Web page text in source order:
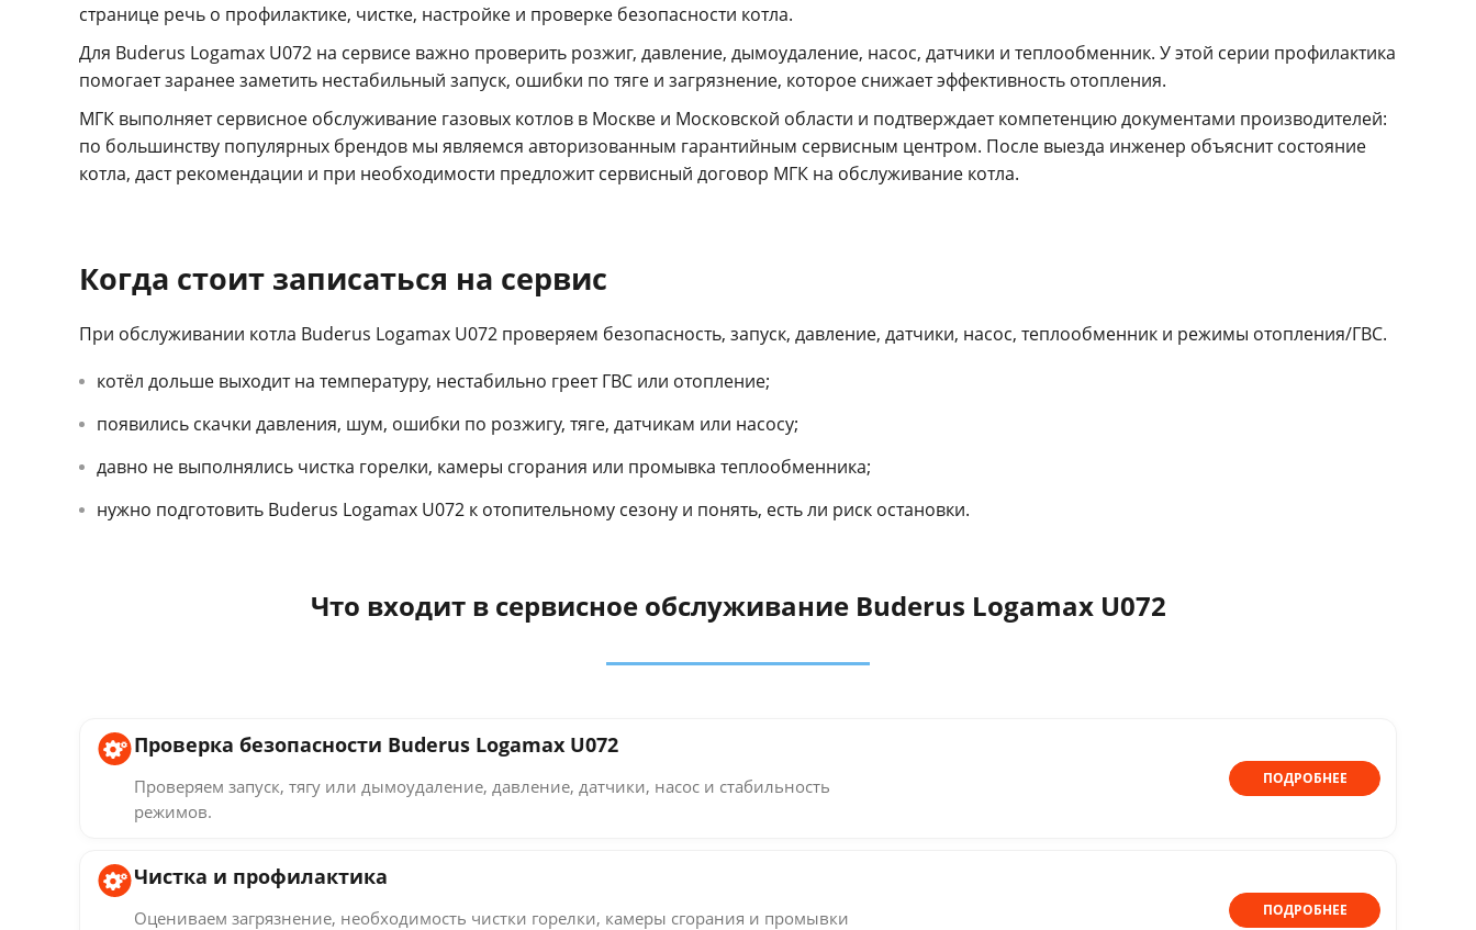
странице речь о профилактике, чистке, настройке и проверке безопасности котла.
Для Buderus Logamax U072 на сервисе важно проверить розжиг, давление, дымоудаление, насос, датчики и теплообменник. У этой серии профилактика
помогает заранее заметить нестабильный запуск, ошибки по тяге и загрязнение, которое снижает эффективность отопления.
МГК выполняет сервисное обслуживание газовых котлов в Москве и Московской области и подтверждает компетенцию документами производителей:
по большинству популярных брендов мы являемся авторизованным гарантийным сервисным центром. После выезда инженер объяснит состояние
котла, даст рекомендации и при необходимости предложит сервисный договор МГК на обслуживание котла.
Когда стоит записаться на сервис
При обслуживании котла Buderus Logamax U072 проверяем безопасность, запуск, давление, датчики, насос, теплообменник и режимы отопления/ГВС.
котёл дольше выходит на температуру, нестабильно греет ГВС или отопление;
появились скачки давления, шум, ошибки по розжигу, тяге, датчикам или насосу;
давно не выполнялись чистка горелки, камеры сгорания или промывка теплообменника;
нужно подготовить Buderus Logamax U072 к отопительному сезону и понять, есть ли риск остановки.
Что входит в сервисное обслуживание Buderus Logamax U072
Проверка безопасности Buderus Logamax U072
Проверяем запуск, тягу или дымоудаление, давление, датчики, насос и стабильность
режимов.
ПОДРОБНЕЕ
Чистка и профилактика
Оцениваем загрязнение, необходимость чистки горелки, камеры сгорания и промывки
ПОДРОБНЕЕ